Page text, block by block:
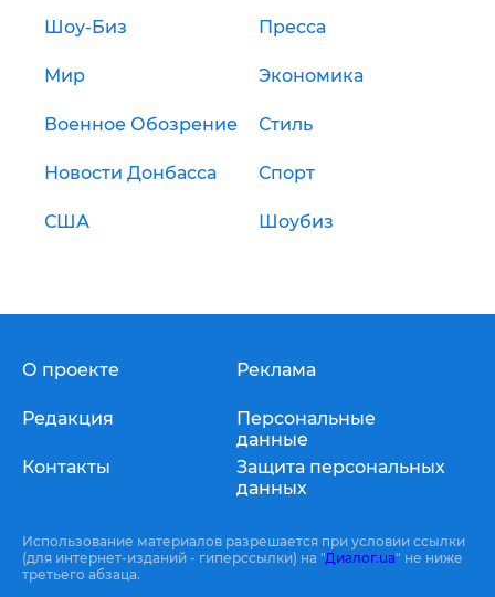
Шоу-Биз Пресса
Мир Экономика
Военное Обозрение Стиль
Новости Донбасса Спорт
США Шоубиз
О проекте
Редакция
Контакты
Реклама
Персональные
данные
Защита персональных
данных
Использование материалов разрешается при условии ссылки
(для интернет-изданий - гиперссылки) на "Диалог.ua" не ниже
третьего абзаца.